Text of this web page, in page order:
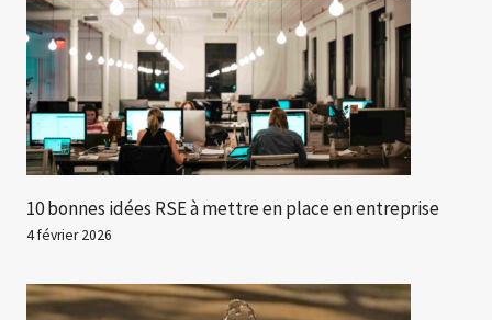
10 bonnes idées RSE à mettre en place en entreprise
4 février 2026